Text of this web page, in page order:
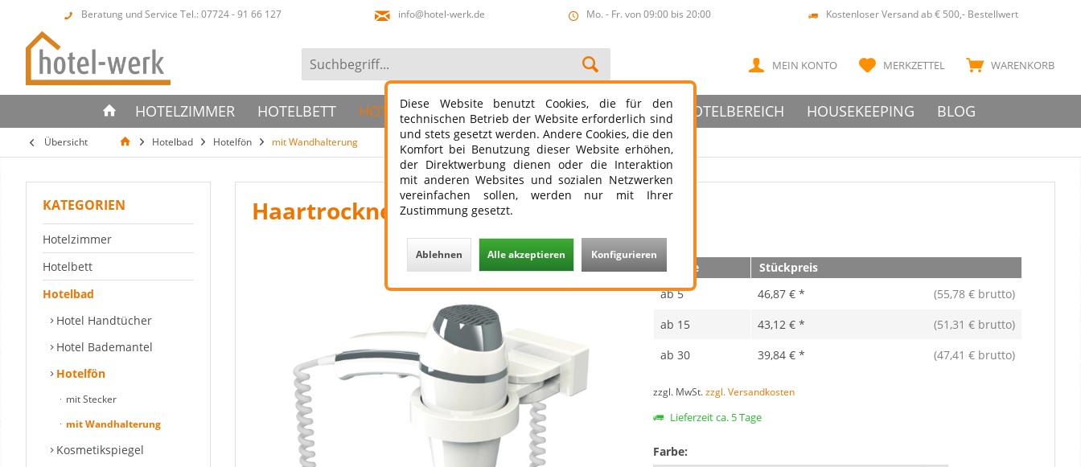
Beratung und Service Tel.: 07724 - 91 66 127 info@hotel-werk.de Mo. - Fr. von 09:00 bis 20:00 Kostenloser Versand ab € 500,- Bestellwert
WARENKORB
MERKZETTEL
MEIN KONTO
HOTELZIMMER HOTELBETT HOTELBAD HOTELSLIPPER ÖFFENTLICHER HOTELBEREICH HOUSEKEEPING BLOG
Übersicht Hotelbad Hotelfön mit Wandhalterung
KATEGORIEN
Hotelzimmer
Hotelbett
Hotelbad
Hotel Handtücher
Hotel Bademantel
Hotelfön
mit Stecker
mit Wandhalterung
Kosmetikspiegel
Haartrockner JVD Clipper + Halterung
Menge
Stückpreis
ab5 46,87 € *
(55,78 € brutto)
ab 15 43,12 € *
(51,31 € brutto)
ab 30 39,84 € * (47,41 € brutto)
zzgl. MwSt.zzgl. Versandkosten
Lieferzeit ca. 5 Tage
Farbe:
Diese Website benutzt Cookies, die für den
technischen Betrieb der Website erforderlich sind
und stets gesetzt werden. Andere Cookies, die den
Komfort bei Benutzung dieser Website erhöhen,
der Direktwerbung dienen oder die Interaktion
mit anderen Websites und sozialen Netzwerken
vereinfachen sollen, werden nur mit Ihrer
Zustimmung gesetzt.
Ablehnen Alle akzeptieren Konfigurieren